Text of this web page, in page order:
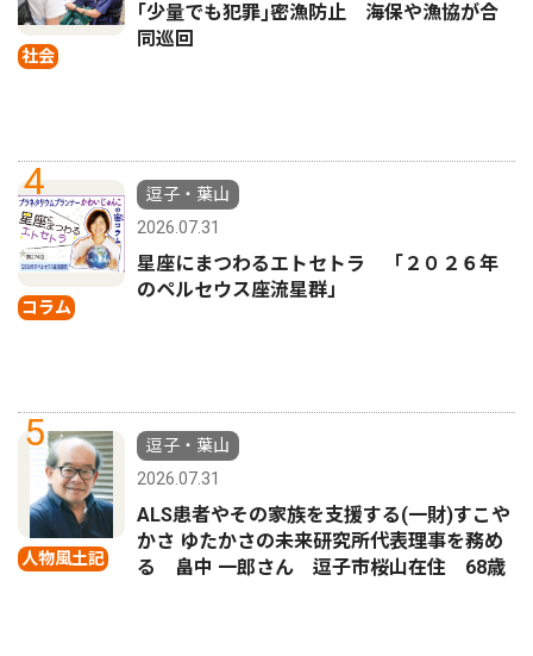
社会
｢少量でも犯罪｣密漁防止 海保や漁協が合
同巡回
4
コラム
逗子・葉山
2026.07.31
星座にまつわるエトセトラ 「２０２６年
のペルセウス座流星群」
5
人物風土記
逗子・葉山
2026.07.31
ALS患者やその家族を支援する(一財)すこや
かさ ゆたかさの未来研究所代表理事を務め
る 畠中 一郎さん 逗子市桜山在住 68歳